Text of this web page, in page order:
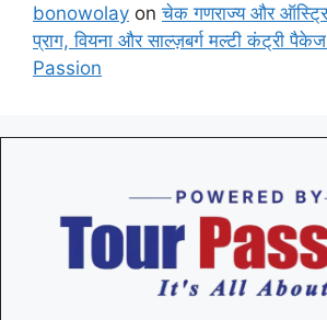
bonowolay onचेक गणराज्य और
प्राग, वियना और साल्ज़बर्ग मल्टी कंट्री
Passion